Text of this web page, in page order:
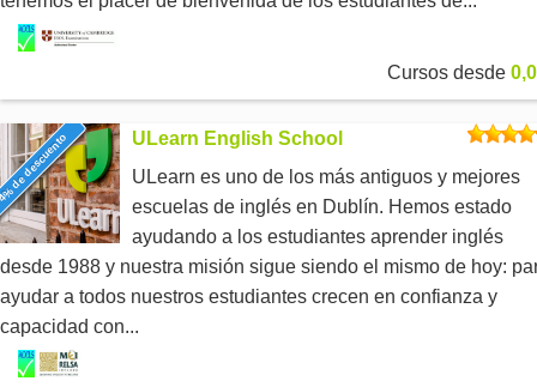
Cursos desde
descuento
ULearn English School
ULearn es uno de los más antiguos y mejores
escuelas de inglés en Dublín. Hemos estado
ayudando a los estudiantes aprender inglés
desde 1988 y nuestra misión sigue siendo el mismo de hoy:
ayudar a todos nuestros estudiantes crecen en confianza y
capacidad con...